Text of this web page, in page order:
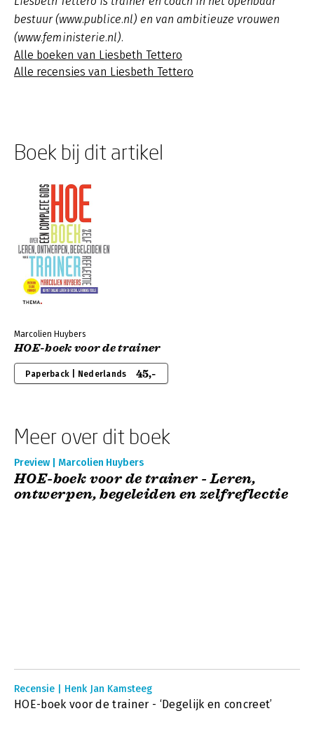
bestuur (www.publice.nl) en van ambitieuze vrouwen
(www.feministerie.nl).
Alle boeken van Liesbeth Tettero
Alle recensies van Liesbeth Tettero
Boek bij dit artikel
Marcolien Huybers
HOE-boek voor de trainer
Paperback | Nederlands 45,-
Meer over dit boek
Preview | Marcolien Huybers
HOE-boek voor de trainer - Leren,
ontwerpen, begeleiden en zelfreflectie
Recensie | Henk Jan Kamsteeg
HOE-boek voor de trainer - ‘Degelijk en concreet’